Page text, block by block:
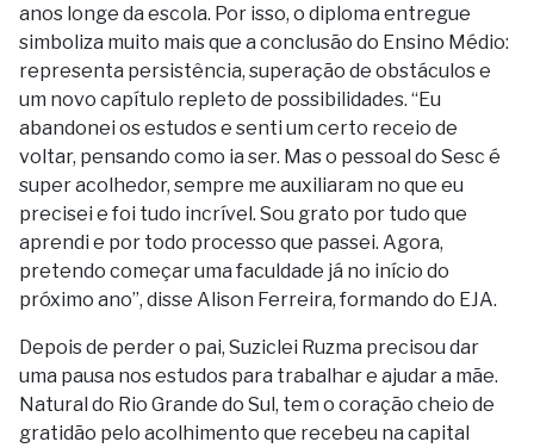
anos longe da escola. Por isso, o diploma entregue
simboliza muito mais que a conclusão do Ensino Médio:
representa persistência, superação de obstáculos e
um novo capítulo repleto de possibilidades. “Eu
abandonei os estudos e senti um certo receio de
voltar, pensando como ia ser. Mas o pessoal do Sesc é
super acolhedor, sempre me auxiliaram no que eu
precisei e foi tudo incrível. Sou grato por tudo que
aprendi e por todo processo que passei. Agora,
pretendo começar uma faculdade já no início do
próximo ano”, disse Alison Ferreira, formando do EJA.
Depois de perder o pai, Suziclei Ruzma precisou dar
uma pausa nos estudos para trabalhar e ajudar a mãe.
Natural do Rio Grande do Sul, tem o coração cheio de
gratidão pelo acolhimento que recebeu na capital